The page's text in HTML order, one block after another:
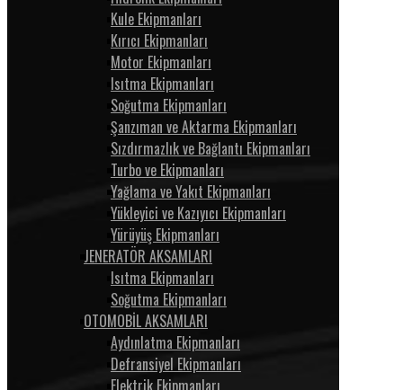
Kule Ekipmanları
Kırıcı Ekipmanları
Motor Ekipmanları
Isıtma Ekipmanları
Soğutma Ekipmanları
Şanzıman ve Aktarma Ekipmanları
Sızdırmazlık ve Bağlantı Ekipmanları
Turbo ve Ekipmanları
Yağlama ve Yakıt Ekipmanları
Yükleyici ve Kazıyıcı Ekipmanları
Yürüyüş Ekipmanları
JENERATÖR AKSAMLARI
Isıtma Ekipmanları
Soğutma Ekipmanları
OTOMOBİL AKSAMLARI
Aydınlatma Ekipmanları
Defransiyel Ekipmanları